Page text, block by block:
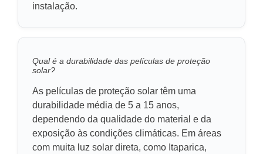
instalação.
Qual é a durabilidade das películas de proteção
solar?
As películas de proteção solar têm uma
durabilidade média de 5 a 15 anos,
dependendo da qualidade do material e da
exposição às condições climáticas. Em áreas
com muita luz solar direta, como Itaparica,